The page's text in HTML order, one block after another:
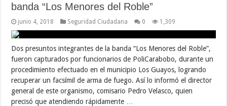
banda “Los Menores del Roble”
junio 4, 2018 Seguridad Ciudadana 0 1,309
Dos presuntos integrantes de la banda “Los Menores del Roble”,
fueron capturados por funcionarios de PoliCarabobo, durante un
procedimiento efectuado en el municipio Los Guayos, logrando
recuperar un facsímil de arma de fuego. Así lo informó el director
general de este organismo, comisario Pedro Velasco, quien
precisó que atendiendo rápidamente …